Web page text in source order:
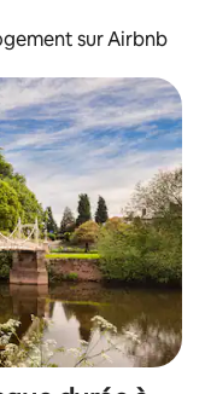
sur Airbnb